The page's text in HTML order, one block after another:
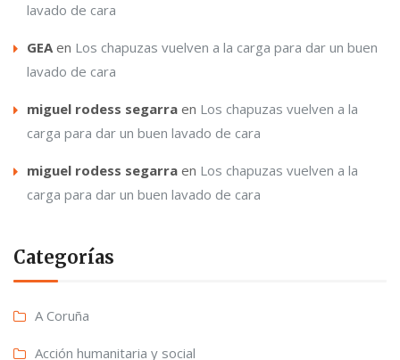
lavado de cara
GEA en Los chapuzas vuelven a la carga para dar un buen
lavado de cara
miguel rodess segarra en Los chapuzas vuelven a la
carga para dar un buen lavado de cara
miguel rodess segarra en Los chapuzas vuelven a la
carga para dar un buen lavado de cara
Categorías
A Coruña
Acción humanitaria y social